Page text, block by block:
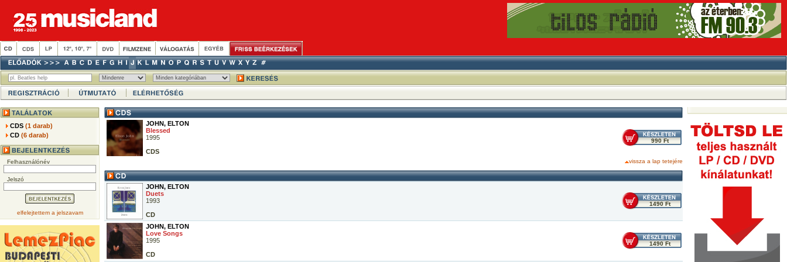
CDS(1 darab)
CD(6 darab)
Felhasználónév
Jelszó
elfelejtettem a jelszavam
JOHN, ELTON
Blessed
1995
CDS
990 Ft
vissza a lap tetejére
JOHN, ELTON
Duets
1993
CD
1490 Ft
JOHN, ELTON
Love Songs
1995
CD
1490 Ft